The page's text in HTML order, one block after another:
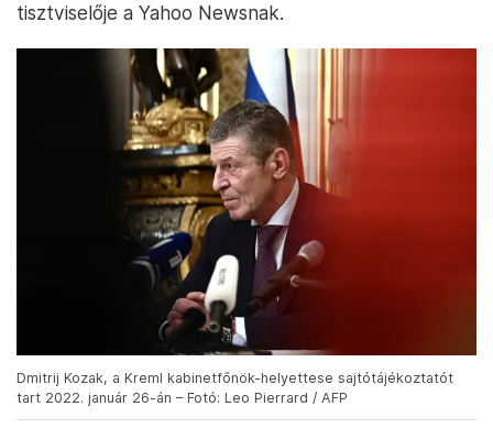
tisztviselője a Yahoo Newsnak.
Dmitrij Kozak, a Kreml kabinetfőnök-helyettese sajtótájékoztatót
tart 2022. január 26-án – Fotó: Leo Pierrard / AFP